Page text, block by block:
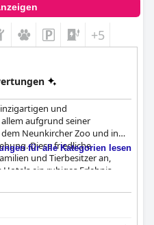
+5
und
aufgrund seiner
Neunkircher Zoo und in
Diese friedliche
und Tierbesitzer an,
ein ruhiges Erlebnis
eingerichtete Zimmer,
den Zoo, tragen zu seinem
für alle Kategorien lesen